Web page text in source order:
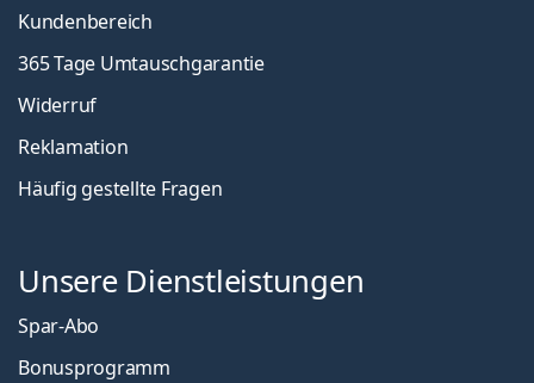
Kundenbereich
365 Tage Umtauschgarantie
Widerruf
Reklamation
Häufig gestellte Fragen
Unsere Dienstleistungen
Spar-Abo
Bonusprogramm